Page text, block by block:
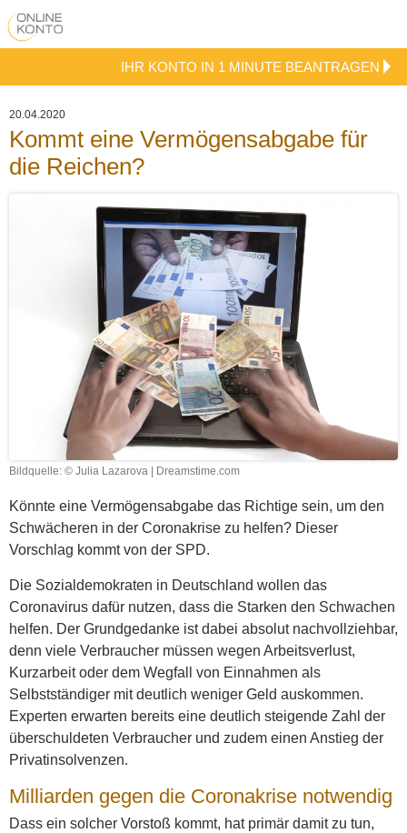
IHR KONTO IN 1 MINUTE BEANTRAGEN
20.04.2020
Kommt eine Vermögensabgabe für
die Reichen?
Bildquelle: © Julia Lazarova | Dreamstime.com
Könnte eine Vermögensabgabe das Richtige sein, um den
Schwächeren in der Coronakrise zu helfen? Dieser
Vorschlag kommt von der SPD.
Die Sozialdemokraten in Deutschland wollen das
Coronavirus dafür nutzen, dass die Starken den Schwachen
helfen. Der Grundgedanke ist dabei absolut nachvollziehbar,
denn viele Verbraucher müssen wegen Arbeitsverlust,
Kurzarbeit oder dem Wegfall von Einnahmen als
Selbstständiger mit deutlich weniger Geld auskommen.
Experten erwarten bereits eine deutlich steigende Zahl der
überschuldeten Verbraucher und zudem einen Anstieg der
Privatinsolvenzen.
Milliarden gegen die Coronakrise notwendig
Dass ein solcher Vorstoß kommt, hat primär damit zu tun,